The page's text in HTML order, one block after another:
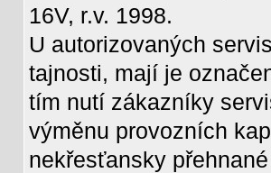
16V, r.v. 1998.
U autorizovaných
tajnosti, mají je
tím nutí zákazníky
výměnu provozních
nekřesťansky